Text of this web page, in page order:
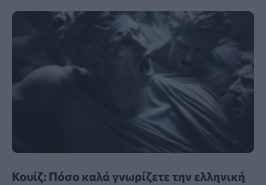
Κουίζ: Πόσο καλά γνωρίζετε την ελληνική